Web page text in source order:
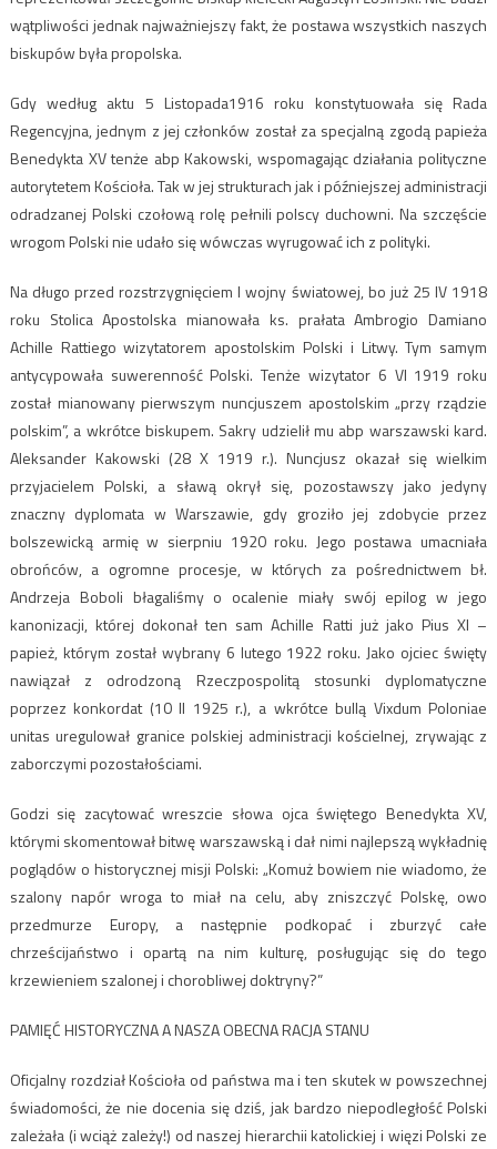
wątpliwości jednak najważniejszy fakt, że postawa wszystkich naszych
biskupów była propolska.
Gdy według aktu 5 Listopada1916 roku konstytuowała się Rada
Regencyjna, jednym z jej członków został za specjalną zgodą papieża
Benedykta XV tenże abp Kakowski, wspomagając działania polityczne
autorytetem Kościoła. Tak w jej strukturach jak i późniejszej administracji
odradzanej Polski czołową rolę pełnili polscy duchowni. Na szczęście
wrogom Polski nie udało się wówczas wyrugować ich z polityki.
Na długo przed rozstrzygnięciem I wojny światowej, bo już 25 IV 1918
roku Stolica Apostolska mianowała ks. prałata Ambrogio Damiano
Achille Rattiego wizytatorem apostolskim Polski i Litwy. Tym samym
antycypowała suwerenność Polski. Tenże wizytator 6 VI 1919 roku
został mianowany pierwszym nuncjuszem apostolskim „przy rządzie
polskim”, a wkrótce biskupem. Sakry udzielił mu abp warszawski kard.
Aleksander Kakowski (28 X 1919 r.). Nuncjusz okazał się wielkim
przyjacielem Polski, a sławą okrył się, pozostawszy jako jedyny
znaczny dyplomata w Warszawie, gdy groziło jej zdobycie przez
bolszewicką armię w sierpniu 1920 roku. Jego postawa umacniała
obrońców, a ogromne procesje, w których za pośrednictwem bł.
Andrzeja Boboli błagaliśmy o ocalenie miały swój epilog w jego
kanonizacji, której dokonał ten sam Achille Ratti już jako Pius XI –
papież, którym został wybrany 6 lutego 1922 roku. Jako ojciec święty
nawiązał z odrodzoną Rzeczpospolitą stosunki dyplomatyczne
poprzez konkordat (10 II 1925 r.), a wkrótce bullą Vixdum Poloniae
unitas uregulował granice polskiej administracji kościelnej, zrywając z
zaborczymi pozostałościami.
Godzi się zacytować wreszcie słowa ojca świętego Benedykta XV,
którymi skomentował bitwę warszawską i dał nimi najlepszą wykładnię
poglądów o historycznej misji Polski: „Komuż bowiem nie wiadomo, że
szalony napór wroga to miał na celu, aby zniszczyć Polskę, owo
przedmurze Europy, a następnie podkopać i zburzyć całe
chrześcijaństwo i opartą na nim kulturę, posługując się do tego
krzewieniem szalonej i chorobliwej doktryny?”
PAMIĘĆ HISTORYCZNA A NASZA OBECNA RACJA STANU
Oficjalny rozdział Kościoła od państwa ma i ten skutek w powszechnej
świadomości, że nie docenia się dziś, jak bardzo niepodległość Polski
zależała (i wciąż zależy!) od naszej hierarchii katolickiej i więzi Polski ze